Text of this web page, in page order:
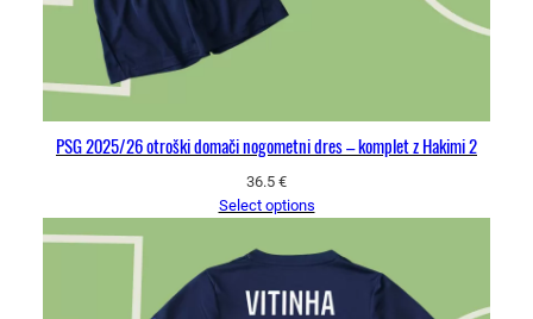
PSG 2025/26 otroški domači nogometni dres – komplet z Hakimi 2
36.5 €
Select options